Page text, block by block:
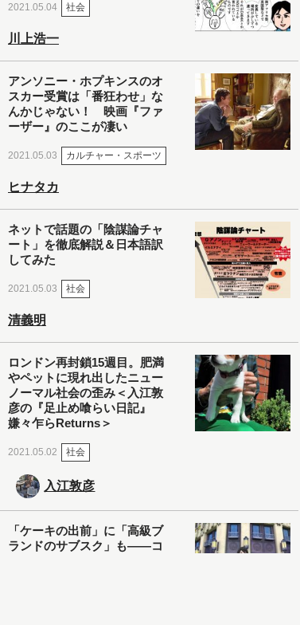
2021.05.04 社会
川上浩一
アンソニー・ホプキンスのオ
スカー受賞は「番狂わせ」な
んかじゃない！ 映画『ファ
ーザー』のここが凄い
2021.05.03 カルチャー・スポーツ
ヒナタカ
ネットで話題の「陰謀論チャ
ート」を徹底解説＆日本語訳
してみた
2021.05.03 社会
清義明
ロンドン再封鎖15週目。肥満
やペットに現れ出したニュー
ノーマル社会の歪み＜入江敦
彦の『足止め喰らい日記』
嫌々乍らReturns＞
2021.05.02 社会
入江敦彦
「ケーキの出前」に「高級ブ
ランドのサブスク」も――コ